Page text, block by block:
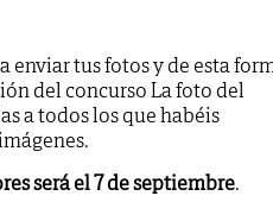
enviar tus fotos y de esta
del concurso La foto del
a todos los que habéis
será el 7 de septiembre.